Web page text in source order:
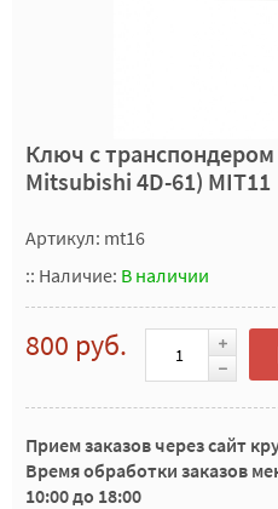
Ключ с
Mitsubishi 4D-61) MIT11
Артикул: mt16
:: Наличие: В наличии
800 руб.
Прием заказов через сайт
Время обработки заказов
10:00 до 18:00